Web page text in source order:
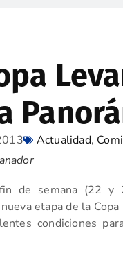
Actualidad,
de semana (22 y
etapa de la
condiciones